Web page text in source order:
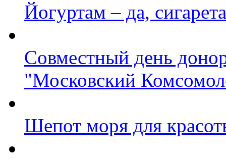
Йогуртам – да,
Совместный день
"Московский
Шепот моря для